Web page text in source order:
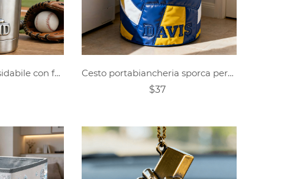
Tazza in acciaio inossidabile con foto realistica personalizzata di un giocatore di baseball
Cesto portabiancheria sporca personalizzato con tema sportivo sulla superficie da pallavolo
$37